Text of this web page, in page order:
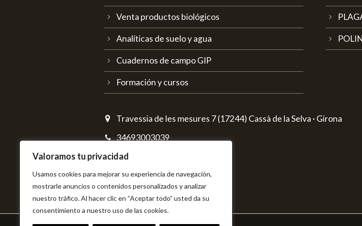
Valoramos tu privacidad
Usamos cookies para mejorar su experiencia de navegación,
mostrarle anuncios o contenidos personalizados y analizar
nuestro tráfico. Al hacer clic en “Aceptar todo” usted da su
consentimiento a nuestro uso de las cookies.
Venta productos biológicos
Analíticas de suelo y agua
Cuadernos de campo GIP
Formación y cursos
Travessia de les mesures 7 (17244) Cassà de la Selva · Girona
34693003039
info@bioaccio.com